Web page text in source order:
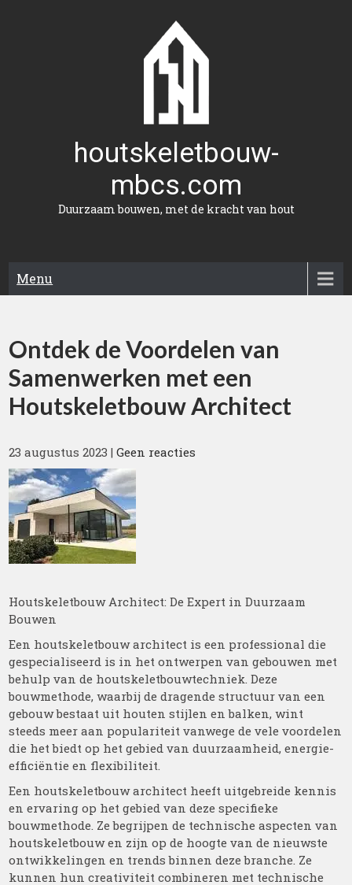
houtskeletbouw-
mbcs.com
Duurzaam bouwen, met de kracht van hout
Menu
Ontdek de Voordelen van
Samenwerken met een
Houtskeletbouw Architect
23 augustus 2023 |Geen reacties
Houtskeletbouw Architect: De Expert in Duurzaam
Bouwen
Een houtskeletbouw architect is een professional die
gespecialiseerd is in het ontwerpen van gebouwen met
behulp van de houtskeletbouwtechniek. Deze
bouwmethode, waarbij de dragende structuur van een
gebouw bestaat uit houten stijlen en balken, wint
steeds meer aan populariteit vanwege de vele voordelen
die het biedt op het gebied van duurzaamheid, energie-
efficiëntie en flexibiliteit.
Een houtskeletbouw architect heeft uitgebreide kennis
en ervaring op het gebied van deze specifieke
bouwmethode. Ze begrijpen de technische aspecten van
houtskeletbouw en zijn op de hoogte van de nieuwste
ontwikkelingen en trends binnen deze branche. Ze
kunnen hun creativiteit combineren met technische